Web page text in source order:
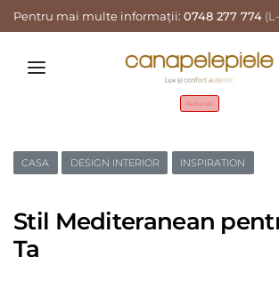
Pentru mai multe informații: 0748 277 774
Reduceri
CASA DESIGN INTERIOR INSPIRATION
Stil Mediteranean
Ta